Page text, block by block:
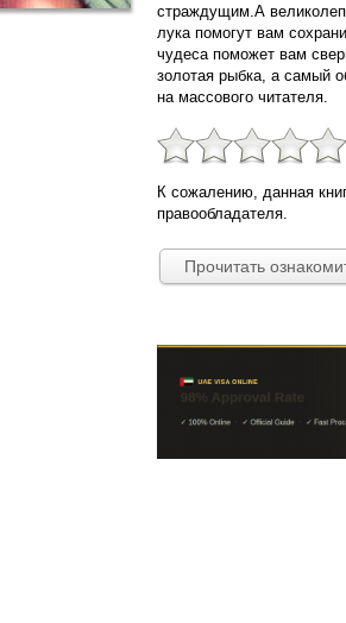
страждущим.А
лука помогут вам
чудеса поможет вам
золотая рыбка, а самый
на массового читателя.
К сожалению, данная
правообладателя.
Прочитать